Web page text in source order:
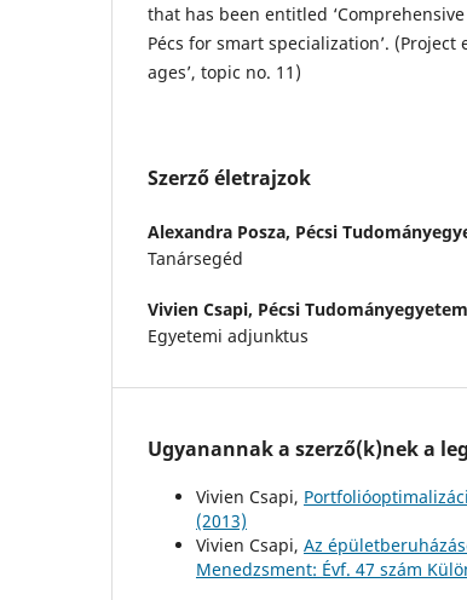
that has been entitled
Pécs for smart specialization’.
ages’, topic no. 11)
Szerző életrajzok
Alexandra Posza, Pécsi
Tanársegéd
Vivien Csapi, Pécsi Tudományegyetem
Egyetemi adjunktus
Ugyanannak a szerző(k)nek a
Vivien Csapi,
(2013)
Vivien Csapi, Az
Menedzsment: Évf. 47 szám